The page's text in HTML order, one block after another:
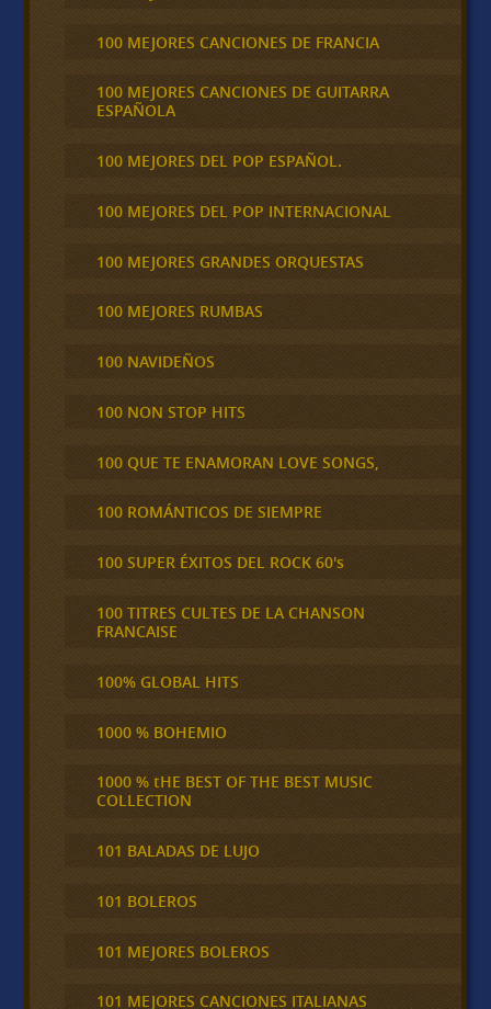
100 MEJORES CANCIONES DE FRANCIA
100 MEJORES CANCIONES DE GUITARRA
ESPAÑOLA
100 MEJORES DEL POP ESPAÑOL.
100 MEJORES DEL POP INTERNACIONAL
100 MEJORES GRANDES ORQUESTAS
100 MEJORES RUMBAS
100 NAVIDEÑOS
100 NON STOP HITS
100 QUE TE ENAMORAN LOVE SONGS,
100 ROMÁNTICOS DE SIEMPRE
100 SUPER ÉXITOS DEL ROCK 60's
100 TITRES CULTES DE LA CHANSON
FRANCAISE
100% GLOBAL HITS
1000 % BOHEMIO
1000 % tHE BEST OF THE BEST MUSIC
COLLECTION
101 BALADAS DE LUJO
101 BOLEROS
101 MEJORES BOLEROS
101 MEJORES CANCIONES ITALIANAS